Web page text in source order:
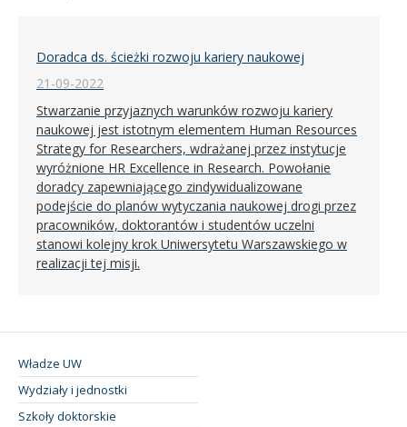
Doradca ds. ścieżki rozwoju kariery naukowej
21-09-2022
Stwarzanie przyjaznych warunków rozwoju kariery
naukowej jest istotnym elementem Human Resources
Strategy for Researchers, wdrażanej przez instytucje
wyróżnione HR Excellence in Research. Powołanie
doradcy zapewniającego zindywidualizowane
podejście do planów wytyczania naukowej drogi przez
pracowników, doktorantów i studentów uczelni
stanowi kolejny krok Uniwersytetu Warszawskiego w
realizacji tej misji.
Władze UW
Wydziały i jednostki
Szkoły doktorskie